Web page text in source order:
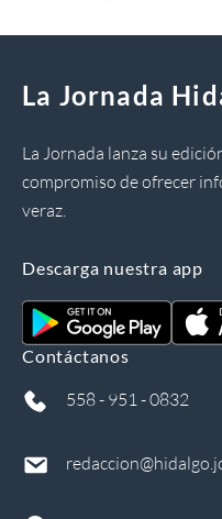
La Jornada
La Jornada lanza su
compromiso de ofrecer
veraz.
Descarga nuestra app
Contáctanos
558 - 951 - 0832